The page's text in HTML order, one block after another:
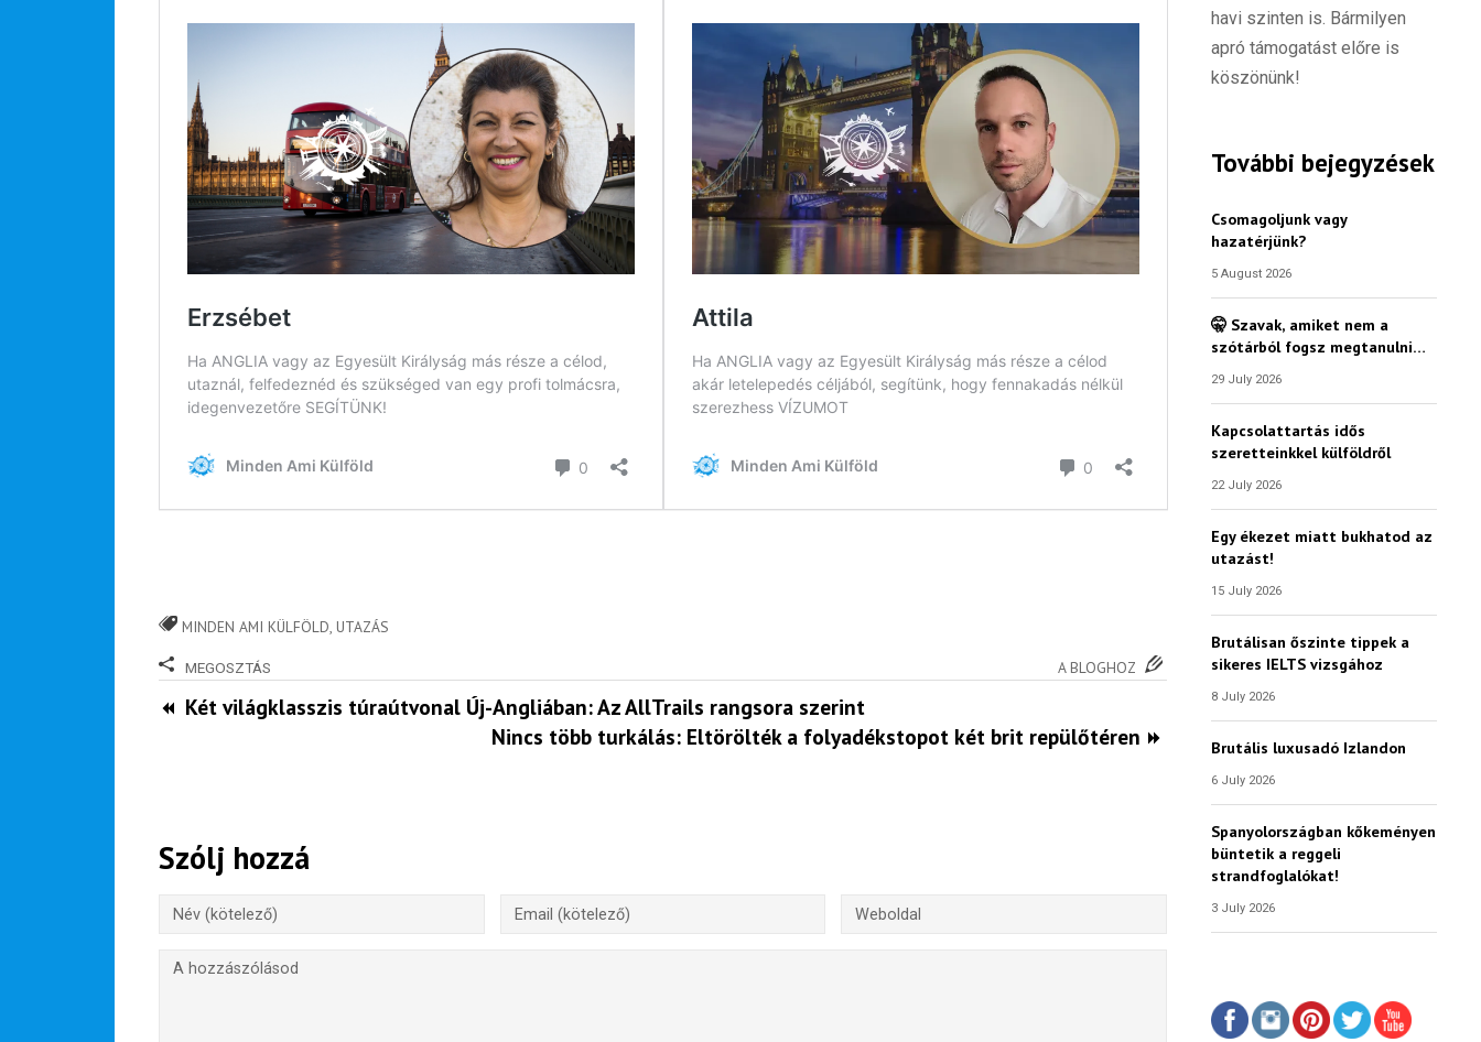
*
Válaszd ki az ajándékod amit
Világkörüli
ízutazás
Külföldre
Költözünk!
Utazási
Élmény
poszter
Felhasználási feltételek
MINDEN AMI KÜLFÖLD, UTAZÁS
MEGOSZTÁS A BLOGHOZ
Két világklasszis túraútvonal Új-Angliában: Az AllTrails rangsora szerint
Nincs több turkálás: Eltörölték a folyadékstopot két brit repülőtéren
Szólj hozzá
havi szinten is. Bármilyen
apró támogatást előre is
köszönünk!
További bejegyzések
Csomagoljunk vagy
hazatérjünk?
5 August 2026
🤫 Szavak, amiket nem a
szótárból fogsz megtanulni…
29 July 2026
Kapcsolattartás idős
szeretteinkkel külföldről
22 July 2026
Egy ékezet miatt bukhatod az
utazást!
15 July 2026
Brutálisan őszinte tippek a
sikeres IELTS vizsgához
8 July 2026
Brutális luxusadó Izlandon
6 July 2026
Spanyolországban kőkeményen
büntetik a reggeli
strandfoglalókat!
3 July 2026